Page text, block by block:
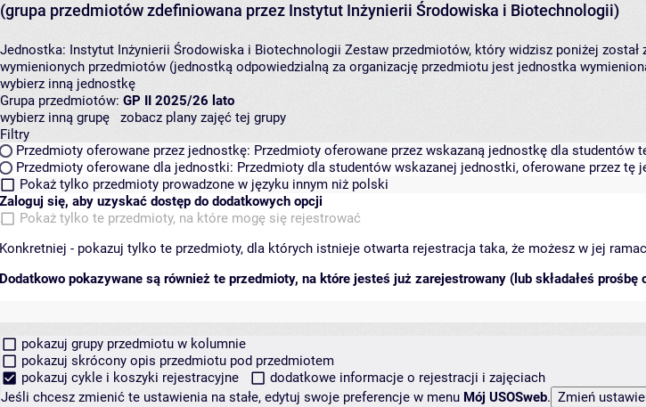
(grupa przedmiotów zdefiniowana przez Instytut Inżynierii Środowiska i Biotechnologii)
Jednostka: Instytut Inżynierii Środowiska i Biotechnologii Zestaw przedmiotów, który widzisz poniżej
wymienionych przedmiotów (jednostką odpowiedzialną za organizację przedmiotu jest jednostka
wybierz inną jednostkę
Grupa przedmiotów: GP II 2025/26 lato
wybierz inną grupę
zobacz plany zajęć tej grupy
Filtry
Przedmioty oferowane przez jednostkę: Przedmioty oferowane przez wskazaną jednostkę dla
Przedmioty oferowane dla jednostki: Przedmioty dla studentów wskazanej jednostki, oferowane przez tę
Pokaż tylko przedmioty prowadzone w języku innym niż polski
Zaloguj się, aby uzyskać dostęp do dodatkowych opcji
Pokaż tylko te przedmioty, na które mogę się rejestrować
Konkretniej - pokazuj tylko te przedmioty, dla których istnieje otwarta rejestracja taka, że możesz w jej
Dodatkowo pokazywane są również te przedmioty, na które jesteś już zarejestrowany (lub składałeś prośbę
pokazuj grupy przedmiotu w kolumnie
pokazuj skrócony opis przedmiotu pod przedmiotem
pokazuj cykle i koszyki rejestracyjne
dodatkowe informacje o rejestracji i zajęciach
Jeśli chcesz zmienić te ustawienia na stałe, edytuj swoje preferencje w menu Mój USOSweb.